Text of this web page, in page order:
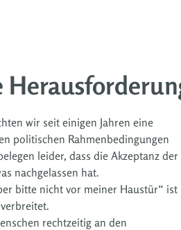
wir seit einigen Jahren eine
politischen Rahmenbedingungen
leider, dass die Akzeptanz der
nachgelassen hat.
bitte nicht vor meiner Haustür“ ist
rechtzeitig an den